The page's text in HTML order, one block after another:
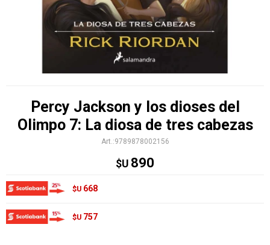
Percy Jackson y los dioses del
Olimpo 7: La diosa de tres cabezas
9789878002156
$U 890
$U 668
$U 757